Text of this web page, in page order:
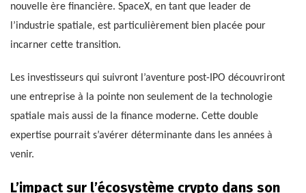
nouvelle ère financière. SpaceX, en tant que leader de
l’industrie spatiale, est particulièrement bien placée pour
incarner cette transition.
Les investisseurs qui suivront l’aventure post-IPO découvriront
une entreprise à la pointe non seulement de la technologie
spatiale mais aussi de la finance moderne. Cette double
expertise pourrait s’avérer déterminante dans les années à
venir.
L’impact sur l’écosystème crypto dans son